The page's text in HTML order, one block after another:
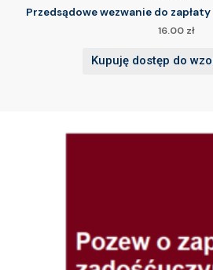
Przedsądowe wezwanie do
16.00 zł
Kupuję dostęp do